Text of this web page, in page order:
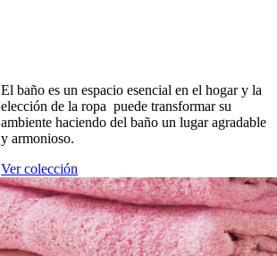
El baño es un espacio esencial en el hogar y la
elección de la ropa puede transformar su
ambiente haciendo del baño un lugar agradable
y armonioso.
Ver colección